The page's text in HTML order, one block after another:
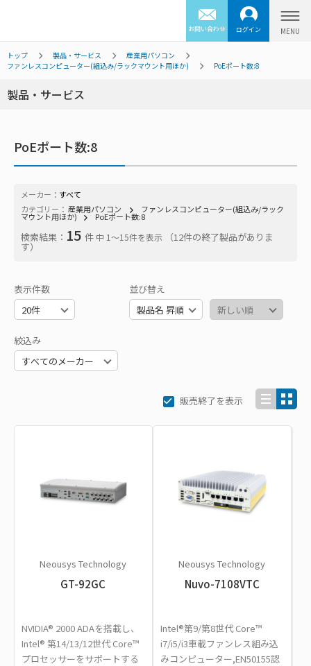
お問い合わせ ログイン
トップ 製品・サービス
産業用パソコン
ファンレスコンピューター(組込み/ラックマウント用ほか)
PoEポート数:8
製品・サービス
PoEポート数:8
メーカー： すべて
カテゴリー： 産業用パソコン ファンレスコンピューター(組込み/ラック
マウント用ほか) PoEポート数:8
検索結果： 15 件 中 1〜15件を表示 （12件の終了製品がありま
す）
表示件数 並び替え
絞込み
販売終了を表示
Neousys Technology
GT-92GC
NVIDIA® 2000 ADAを搭載し、
Intel® 第14/13/12世代 Core™
プロセッサーをサポートする
Neousys Technology
Nuvo-7108VTC
Intel®第9/第8世代 Core™
i7/i5/i3車載ファンレス組み込
みコンピューター,EN50155認